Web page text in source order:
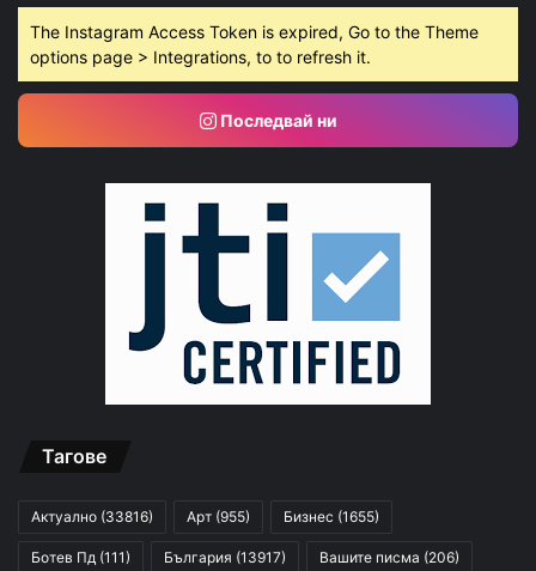
The Instagram Access Token is expired, Go to the Theme
options page > Integrations, to to refresh it.
Последвай ни
Тагове
Актуално (33816) Арт (955) Бизнес (1655)
Ботев Пд (111) България (13917) Вашите писма (206)